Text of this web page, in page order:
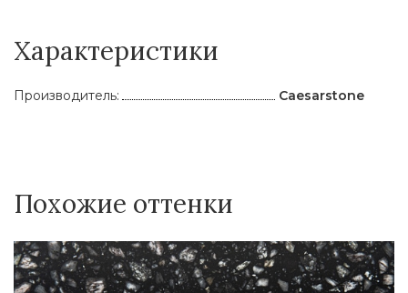
Характеристики
Производитель: Caesarstone
Похожие оттенки